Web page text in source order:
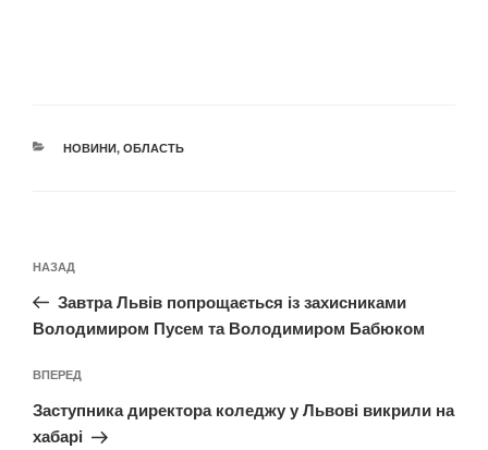
КАТЕГОРІЇ
НОВИНИ, ОБЛАСТЬ
записів
Попередній
запис:
НАЗАД
Завтра Львів попрощається із захисниками
Володимиром Пусем та Володимиром Бабюком
Наступний
запис
ВПЕРЕД
Заступника директора коледжу у Львові викрили на
хабарі